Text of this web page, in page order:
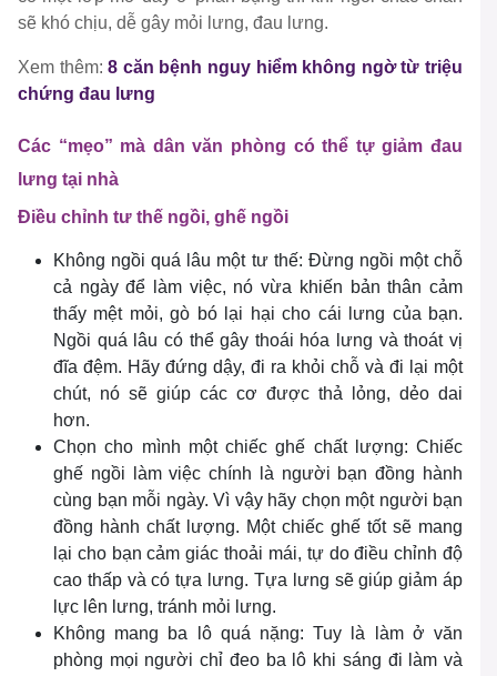
sẽ khó chịu, dễ gây mỏi lưng, đau lưng.
Xem thêm:8 căn bệnh nguy hiểm không ngờ từ triệu
chứng đau lưng
Các “mẹo” mà dân văn phòng có thể tự giảm đau
lưng tại nhà
Điều chỉnh tư thế ngồi, ghế ngồi
Không ngồi quá lâu một tư thế: Đừng ngồi một chỗ
cả ngày để làm việc, nó vừa khiến bản thân cảm
thấy mệt mỏi, gò bó lại hại cho cái lưng của bạn.
Ngồi quá lâu có thể gây thoái hóa lưng và thoát vị
đĩa đệm. Hãy đứng dậy, đi ra khỏi chỗ và đi lại một
chút, nó sẽ giúp các cơ được thả lỏng, dẻo dai
hơn.
Chọn cho mình một chiếc ghế chất lượng: Chiếc
ghế ngồi làm việc chính là người bạn đồng hành
cùng bạn mỗi ngày. Vì vậy hãy chọn một người bạn
đồng hành chất lượng. Một chiếc ghế tốt sẽ mang
lại cho bạn cảm giác thoải mái, tự do điều chỉnh độ
cao thấp và có tựa lưng. Tựa lưng sẽ giúp giảm áp
lực lên lưng, tránh mỏi lưng.
Không mang ba lô quá nặng: Tuy là làm ở văn
phòng mọi người chỉ đeo ba lô khi sáng đi làm và